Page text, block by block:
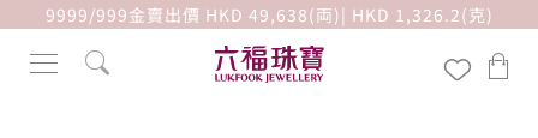
9999/999金賣出價 HKD 49,638(両)| HKD 1,326.2(克)